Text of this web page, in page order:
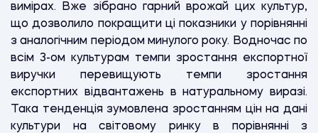
вимірах. Вже зібрано гарний врожай цих культур,
що дозволило покращити ці показники у порівнянні
з аналогічним періодом минулого року. Водночас по
всім 3-ом культурам темпи зростання експортної
виручки перевищують темпи зростання
експортних відвантажень в натуральному виразі.
Така тенденція зумовлена зростанням цін на дані
культури на світовому ринку в порівнянні з